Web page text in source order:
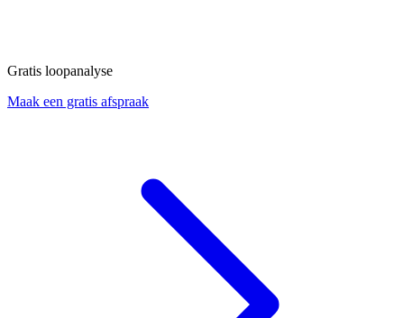
Gratis loopanalyse
Maak een gratis afspraak